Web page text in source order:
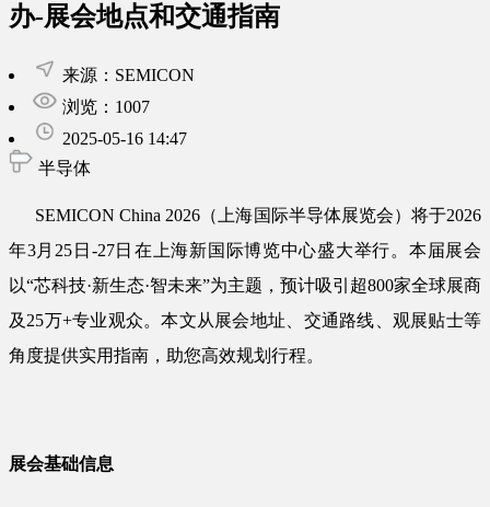
办-展会地点和交通指南
来源：SEMICON
浏览：1007
2025-05-16 14:47
半导体
​SEMICON China 2026​​（上海国际半导体展览会）将于​​2026
年3月25日-27日​​在上海新国际博览中心盛大举行。本届展会
以“芯科技·新生态·智未来”为主题，预计吸引超800家全球展商
及25万+专业观众。本文从展会地址、交通路线、观展贴士等
角度提供实用指南，助您高效规划行程。
展会基础信息​